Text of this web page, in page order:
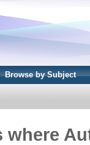
Browse by Subject
where